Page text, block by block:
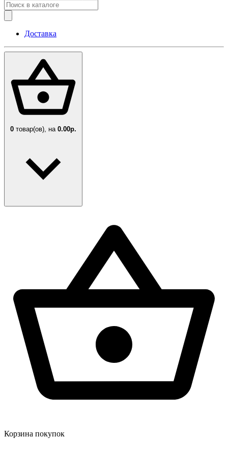
Доставка
0 товар(ов), на 0.00р.
Корзина покупок